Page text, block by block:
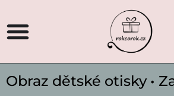
Obraz dětské otisky •